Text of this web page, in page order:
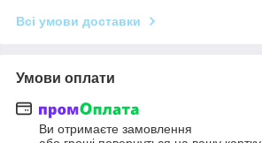
Всі умови доставки
Умови оплати
Ви отримаєте замовлення